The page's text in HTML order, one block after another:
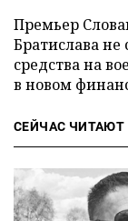
Премьер
Братислава
средства на
в новом
СЕЙЧАС ЧИТАЮТ